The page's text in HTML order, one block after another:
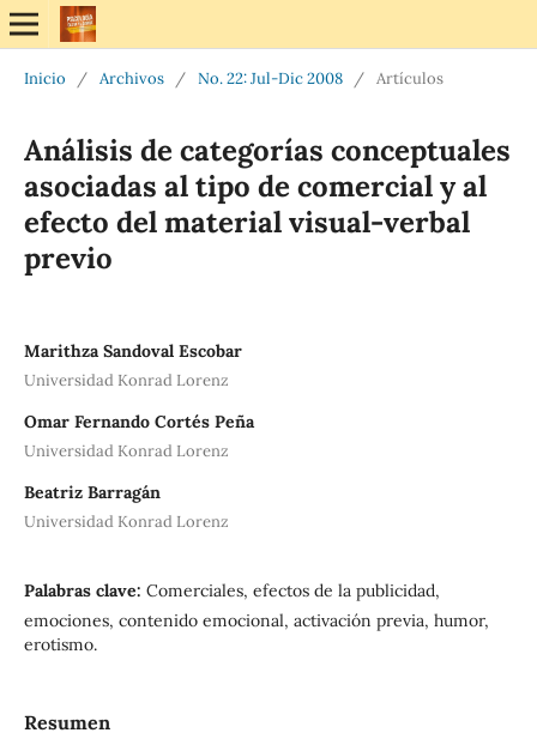
Inicio / Archivos / No. 22: Jul-Dic 2008 / Artículos
Análisis de categorías conceptuales
asociadas al tipo de comercial y al
efecto del material visual-verbal
previo
Marithza Sandoval Escobar
Universidad Konrad Lorenz
Omar Fernando Cortés Peña
Universidad Konrad Lorenz
Beatriz Barragán
Universidad Konrad Lorenz
Palabras clave: Comerciales, efectos de la publicidad,
emociones, contenido emocional, activación previa, humor,
erotismo.
Resumen